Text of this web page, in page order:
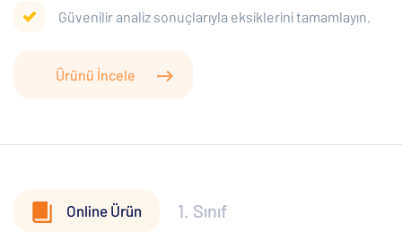
Güvenilir analiz sonuçlarıyla eksiklerini tamamlayın.
Ürünü İncele
Online Ürün 1. Sınıf